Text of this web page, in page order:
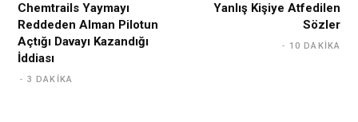
Chemtrails Yaymayı
Reddeden Alman Pilotun
Açtığı Davayı Kazandığı
İddiası
3 DAKIKA
Yanlış Kişiye Atfedilen
Sözler
10 DAKIKA